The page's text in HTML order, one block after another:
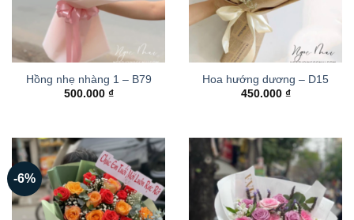
Hồng nhẹ nhàng 1 – B79
500.000 ₫
Hoa hướng dương – D15
450.000 ₫
-6%